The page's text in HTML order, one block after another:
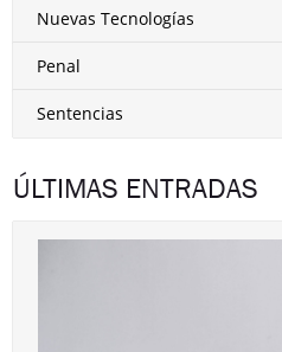
Nuevas Tecnologías
Penal
Sentencias
ÚLTIMAS ENTRADAS